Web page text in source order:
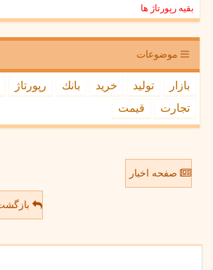
بقیه رپورتاژ ها
موضوعات
بازار تولید خرید بانك رپورتاژ
تجارت
قیمت
صفحه اخبار